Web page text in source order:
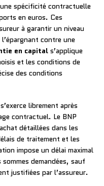
spécificité contractuelle
en euros. Ces
à garantir un niveau
contre une
en capital s’applique
et les conditions de
des conditions
librement après
contractuel. Le BNP
détaillées dans les
de traitement et les
impose un délai maximal
demandées, sauf
justifiées par l’assureur.